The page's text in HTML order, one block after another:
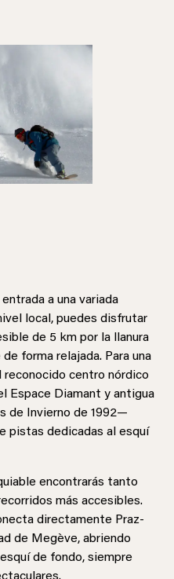
a una variada
local, puedes disfrutar
de 5 km por la llanura
forma relajada. Para una
reconocido centro nórdico
Espace Diamant y antigua
de Invierno de 1992—
pistas dedicadas al esquí
encontrarás tanto
más accesibles.
directamente Praz-
de Megève, abriendo
de fondo, siempre